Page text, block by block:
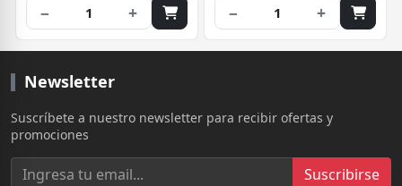
− 1 + − 1 +
Newsletter
Suscríbete a nuestro newsletter para recibir ofertas y
promociones
Suscribirse